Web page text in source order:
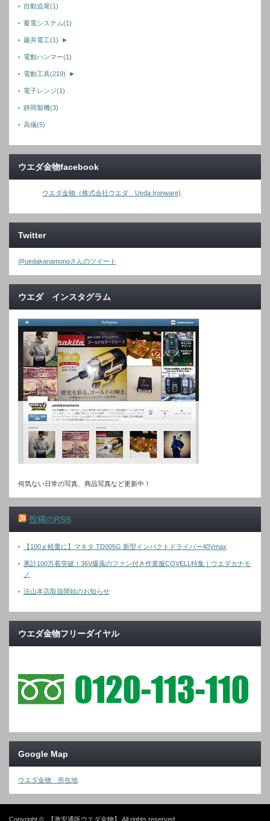
自動追尾(1)
蓄電システム(1)
藤井電工(1) ►
電動ハンマー(1)
電動工具(219) ►
電子レンジ(1)
静岡製機(3)
高儀(5)
ウエダ金物facebook
ウエダ金物（株式会社ウエダ Ueda Ironware)
Twitter
@uedakanamonoさんのツイート
ウエダ インスタグラム
何気ない日常の写真、商品写真など更新中！
投稿のRSS
【100ｇ軽量に】マキタ TD005G 新型インパクトドライバー40Vmax
累計100万着突破！36V爆風のファン付き作業服COVELL特集｜ウエダカナモ
ノ
法山本店取扱開始のお知らせ
ウエダ金物フリーダイヤル
Google Map
ウエダ金物 所在地
Copyright © 【激安通販ウエダ金物】 All rights reserved.